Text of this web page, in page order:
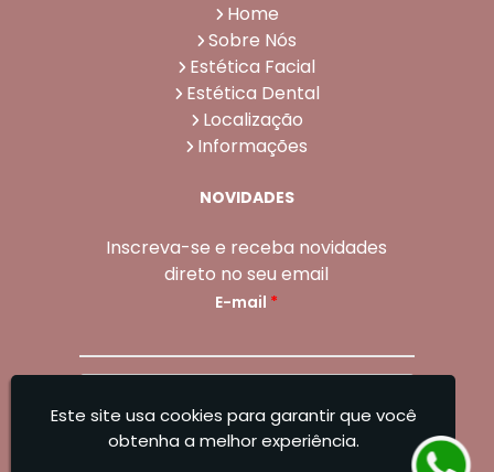
Home
Sobre Nós
Estética Facial
Estética Dental
Localização
Informações
NOVIDADES
Inscreva-se e receba novidades
direto no seu email
E-mail *
Sangoleti Odontologia - Estética Dental e
Este site usa cookies para garantir que você
obtenha a melhor experiência.